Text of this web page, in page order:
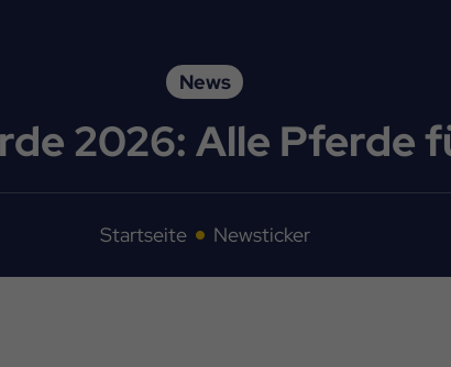
News
2026: Alle Pferde
Startseite Newsticker